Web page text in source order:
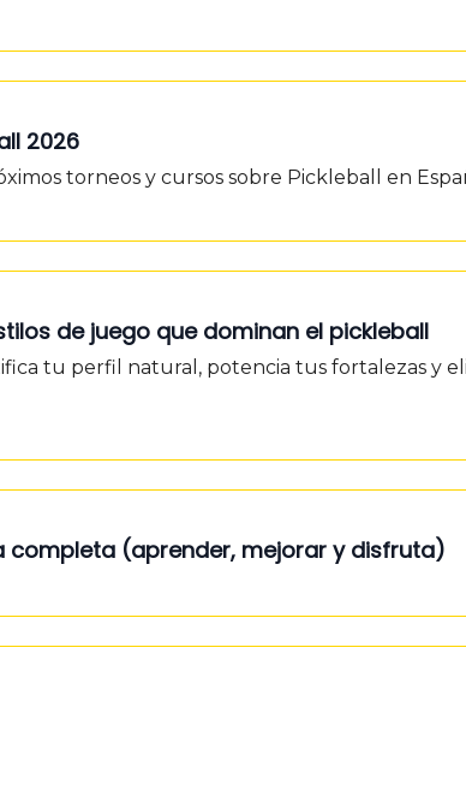
2026
torneos y cursos sobre Pickleball en
de juego que dominan el pickleball
tu perfil natural, potencia tus fortalezas y
completa (aprender, mejorar y disfruta)